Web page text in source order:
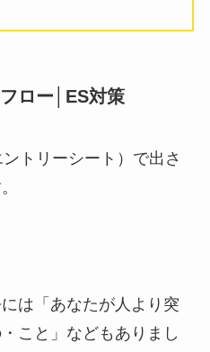
ロー│ES対策
トリーシート）で出さ
は「あなたが人より突
こと」などもありまし